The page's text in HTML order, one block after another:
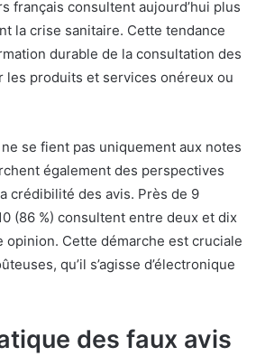
français consultent aujourd’hui plus
la crise sanitaire. Cette tendance
durable de la consultation des
les produits et services onéreux ou
se fient pas uniquement aux notes
également des perspectives
crédibilité des avis. Près de 9
(86 %) consultent entre deux et dix
opinion. Cette démarche est cruciale
qu’il s’agisse d’électronique
des faux avis